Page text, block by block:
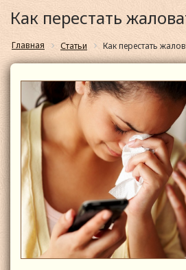
Как перестать
Главная Статьи Как перестать